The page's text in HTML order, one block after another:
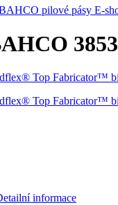
pilové pásy E-
informace